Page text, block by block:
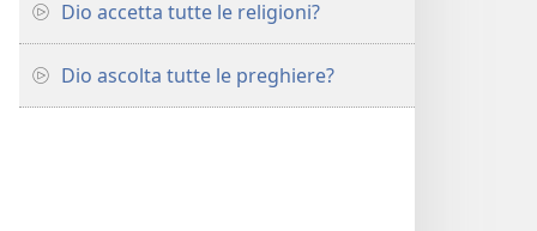
Dio accetta tutte le religioni?
Dio ascolta tutte le preghiere?